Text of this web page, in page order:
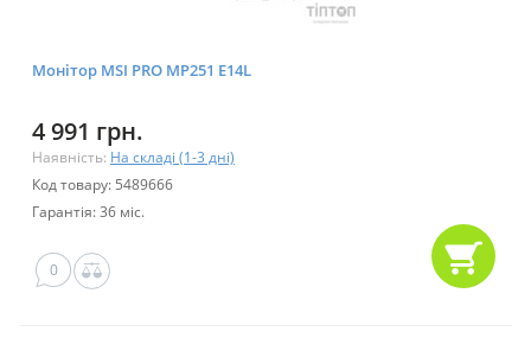
Монітор MSI PRO MP251 E14L
4 991 грн.
Наявність: На складі (1-3 дні)
Код товару: 5489666
Гарантія: 36 міс.
0